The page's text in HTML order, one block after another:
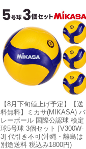
【8月下旬値上げ予定】【送
料無料】ミカサ(MIKASA) バ
レーボール 国際公認球 検定
球5号球 3個セット [V300W-
3] 代引き不可(沖縄・離島は
別途送料 税込み1800円)